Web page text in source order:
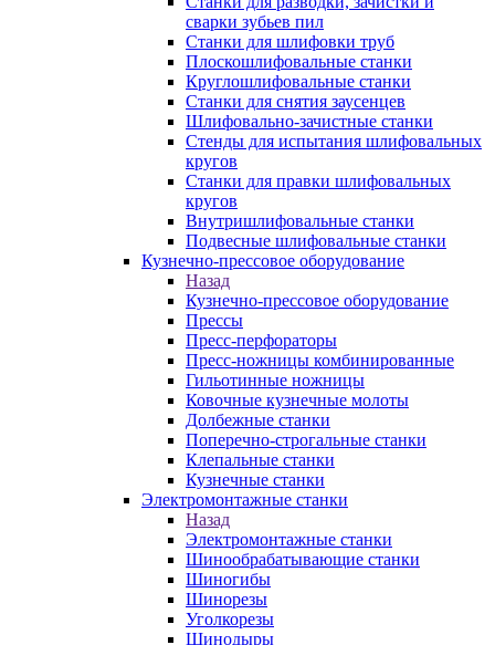
сварки зубьев пил
Станки для шлифовки труб
Плоскошлифовальные станки
Круглошлифовальные станки
Станки для снятия заусенцев
Шлифовально-зачистные станки
Стенды для испытания шлифовальных
кругов
Станки для правки шлифовальных
кругов
Внутришлифовальные станки
Подвесные шлифовальные станки
Кузнечно-прессовое оборудование
Назад
Кузнечно-прессовое оборудование
Прессы
Пресс-перфораторы
Пресс-ножницы комбинированные
Гильотинные ножницы
Ковочные кузнечные молоты
Долбежные станки
Поперечно-строгальные станки
Клепальные станки
Кузнечные станки
Электромонтажные станки
Назад
Электромонтажные станки
Шинообрабатывающие станки
Шиногибы
Шинорезы
Уголкорезы
Шинодыры